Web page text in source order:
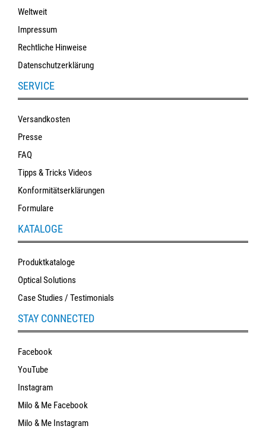
Weltweit
Impressum
Rechtliche Hinweise
Datenschutzerklärung
SERVICE
Versandkosten
Presse
FAQ
Tipps & Tricks Videos
Konformitätserklärungen
Formulare
KATALOGE
Produktkataloge
Optical Solutions
Case Studies / Testimonials
STAY CONNECTED
Facebook
YouTube
Instagram
Milo & Me Facebook
Milo & Me Instagram